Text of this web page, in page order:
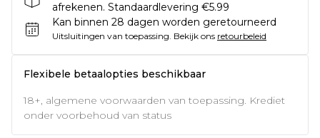
afrekenen. Standaardlevering €5.99
Kan binnen 28 dagen worden geretourneerd
Uitsluitingen van toepassing. Bekijk ons retourbeleid
Flexibele betaalopties beschikbaar
18+, algemene voorwaarden van toepassing. Krediet
onder voorbehoud van status